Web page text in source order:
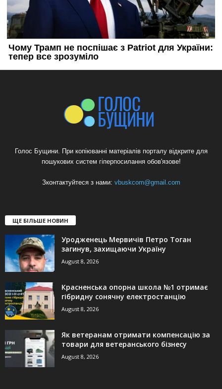
Голос Бущини. При копіюванні матеріалів порталу відкрите для
пошукових систем гіперпосилання обов'язове!
Зконтактуйтеся з нами: vbuskcom@gmail.com
ЩЕ БІЛЬШЕ НОВИН
Уродженець Мервичів Петро Тоган
загинув, захищаючи Україну
August 8, 2026
Красненська опорна школа №1 отримає
гібридну сонячну електростанцію
August 8, 2026
Як ветеранам отримати компенсацію за
товари для ветеранського бізнесу
August 8, 2026